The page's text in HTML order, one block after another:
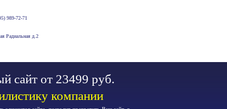
989-72-71
Радиальная д.2
сайт от 23499 руб.
компании